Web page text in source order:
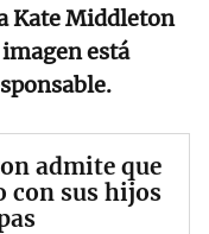
Kate Middleton
está
admite que
con sus hijos